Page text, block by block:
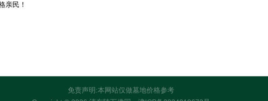
亲民！
免责声明:本网站仅做墓地价格参考